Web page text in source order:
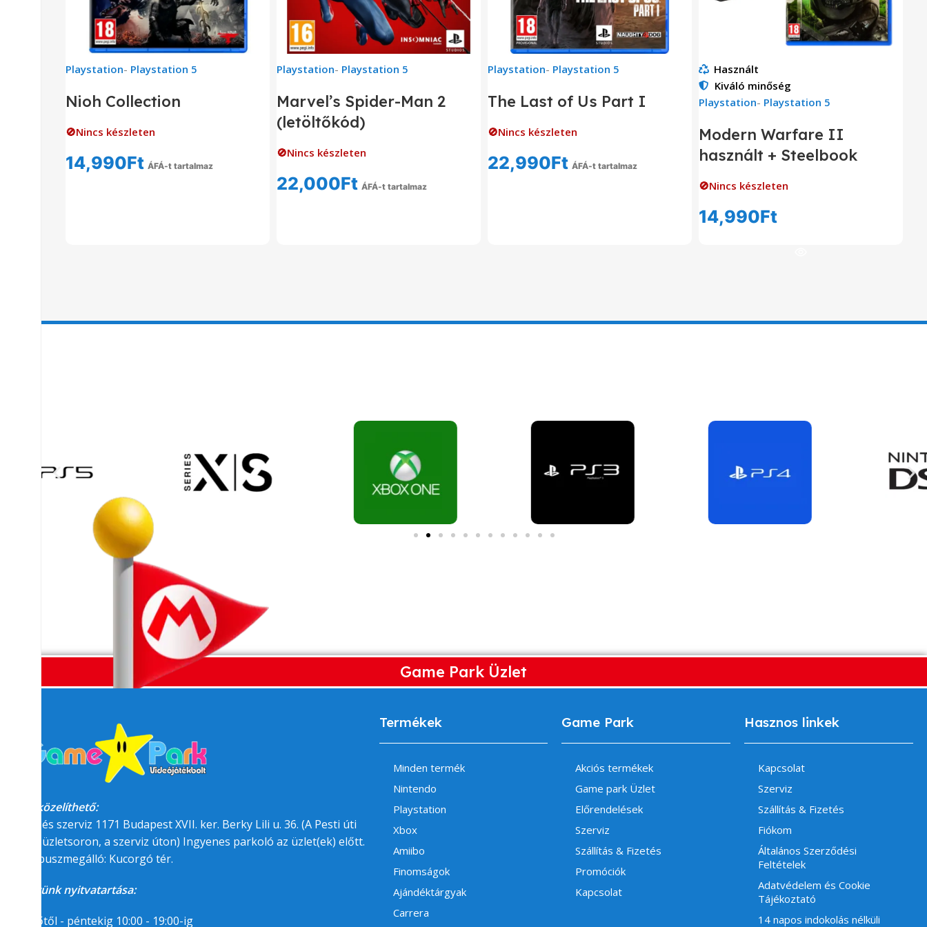
Playstation- Playstation 5
Nioh Collection
🚫Nincs készleten
14,990Ft ÁFÁ-t tartalmaz
Playstation- Playstation 5
Marvel’s Spider-Man 2
(letöltőkód)
🚫Nincs készleten
22,000Ft ÁFÁ-t tartalmaz
Playstation- Playstation 5
The Last of Us Part I
🚫Nincs készleten
22,990Ft ÁFÁ-t tartalmaz
Használt
Kiváló minőség
Playstation- Playstation 5
Modern Warfare II
használt + Steelbook
🚫Nincs készleten
14,990Ft
Game Park Üzlet
Megközelíthető:
üzlet és szerviz 1171 Budapest XVII. ker. Berky Lili u. 36. (A Pesti úti
felőli üzletsoron, a szerviz úton) Ingyenes parkoló az üzlet(ek) előtt.
BKK buszmegálló: Kucorgó tér.
Üzletünk nyitvatartása:
Hétfőtől - péntekig 10:00 - 19:00-ig
Termékek
Minden termék
Nintendo
Playstation
Xbox
Amiibo
Finomságok
Ajándéktárgyak
Carrera
Game Park
Akciós termékek
Game park Üzlet
Előrendelések
Szerviz
Szállítás & Fizetés
Promóciók
Kapcsolat
Hasznos linkek
Kapcsolat
Szerviz
Szállítás & Fizetés
Fiókom
Általános Szerződési
Feltételek
Adatvédelem és Cookie
Tájékoztató
14 napos indokolás nélküli